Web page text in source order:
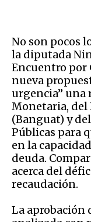
No son pocos
la diputada
Encuentro por
nueva
urgencia” una
Monetaria, del
(Banguat) y
Públicas para
en la
deuda.
acerca del
recaudación.
La aprobación